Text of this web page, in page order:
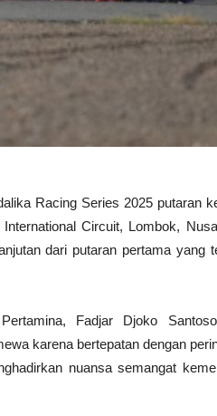
Racing Series 2025 putaran
Circuit, Lombok,
dari putaran pertama yang
Fadjar Djoko
karena bertepatan dengan
nuansa semangat